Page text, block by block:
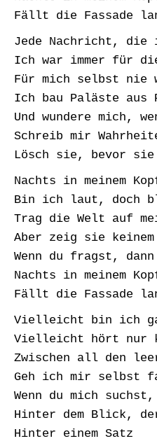
Fällt die Fassade
Jede Nachricht, die
Ich war immer für
Für mich selbst nie
Ich bau Paläste aus
Und wundere mich,
Schreib mir
Lösch sie, bevor sie
Nachts in meinem
Bin ich laut, doch
Trag die Welt auf
Aber zeig sie keinem
Wenn du fragst,
Nachts in meinem
Fällt die Fassade
Vielleicht bin ich
Vielleicht hört nur
Zwischen all den
Geh ich mir selbst
Wenn du mich
Hinter dem Blick,
Hinter einem Satz